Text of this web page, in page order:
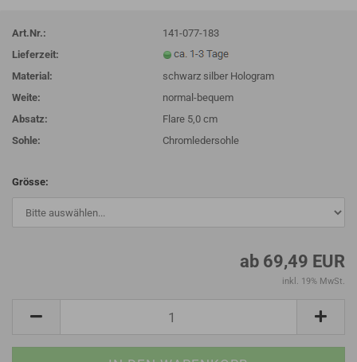
Art.Nr.:
141-077-183
Lieferzeit:
Material:
schwarz silber Hologram
Weite:
normal-bequem
Absatz:
Flare 5,0 cm
Sohle:
Chromledersohle
Grösse:
ab 69,49 EUR
inkl. 19% MwSt.